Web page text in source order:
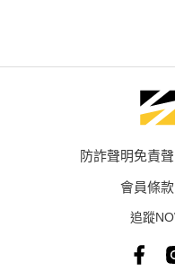
防詐聲明免責
會員條款
追蹤